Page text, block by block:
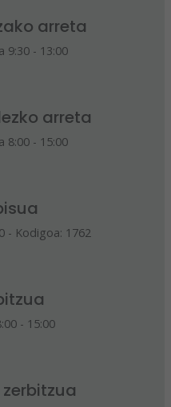
arreta
9:30 - 13:00
arreta
8:00 - 15:00
- Kodigoa: 1762
- 15:00